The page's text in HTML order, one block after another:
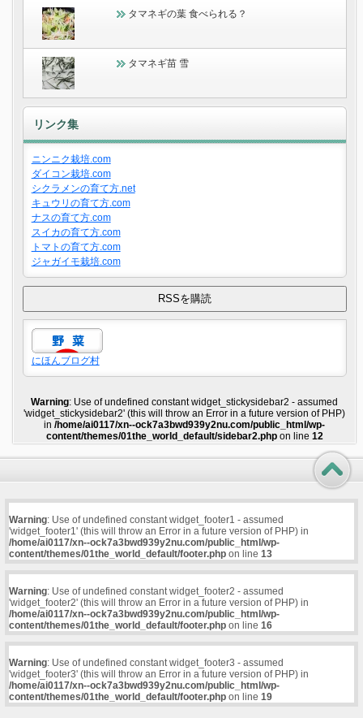
タマネギの葉 食べられる？
タマネギ苗 雪
リンク集
ニンニク栽培.com
ダイコン栽培.com
シクラメンの育て方.net
キュウリの育て方.com
ナスの育て方.com
スイカの育て方.com
トマトの育て方.com
ジャガイモ栽培.com
にほんブログ村
Warning: Use of undefined constant widget_stickysidebar2 - assumed
'widget_stickysidebar2' (this will throw an Error in a future version of PHP)
in/home/ai0117/xn--ock7a3bwd939y2nu.com/public_html/wp-
content/themes/01the_world_default/sidebar2.phpon line 12
Warning: Use of undefined constant widget_footer1 - assumed
'widget_footer1' (this will throw an Error in a future version of PHP) in
/home/ai0117/xn--ock7a3bwd939y2nu.com/public_html/wp-
content/themes/01the_world_default/footer.phpon line 13
Warning: Use of undefined constant widget_footer2 - assumed
'widget_footer2' (this will throw an Error in a future version of PHP) in
/home/ai0117/xn--ock7a3bwd939y2nu.com/public_html/wp-
content/themes/01the_world_default/footer.phpon line 16
Warning: Use of undefined constant widget_footer3 - assumed
'widget_footer3' (this will throw an Error in a future version of PHP) in
/home/ai0117/xn--ock7a3bwd939y2nu.com/public_html/wp-
content/themes/01the_world_default/footer.phpon line 19